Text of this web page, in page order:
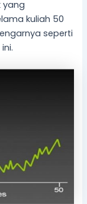
yang
kuliah 50
seperti